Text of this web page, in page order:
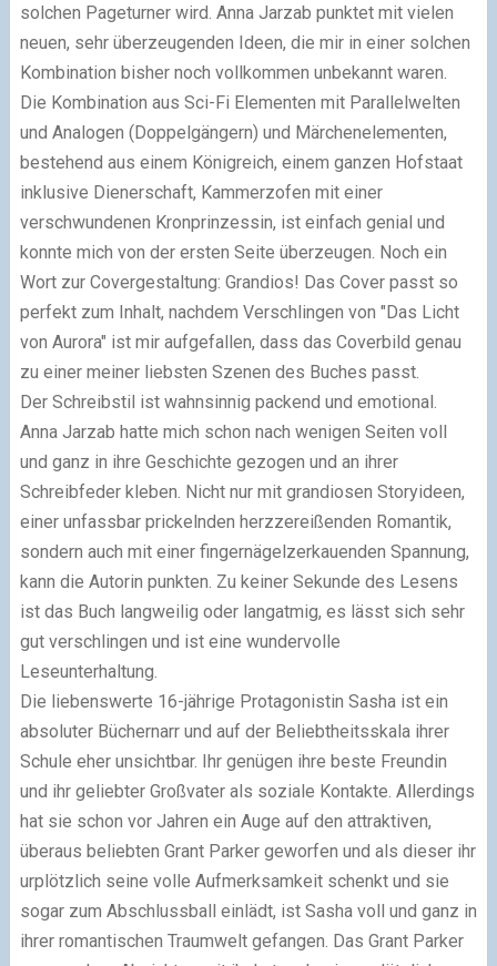
solchen Pageturner wird. Anna Jarzab punktet mit vielen
neuen, sehr überzeugenden Ideen, die mir in einer solchen
Kombination bisher noch vollkommen unbekannt waren.
Die Kombination aus Sci-Fi Elementen mit Parallelwelten
und Analogen (Doppelgängern) und Märchenelementen,
bestehend aus einem Königreich, einem ganzen Hofstaat
inklusive Dienerschaft, Kammerzofen mit einer
verschwundenen Kronprinzessin, ist einfach genial und
konnte mich von der ersten Seite überzeugen. Noch ein
Wort zur Covergestaltung: Grandios! Das Cover passt so
perfekt zum Inhalt, nachdem Verschlingen von "Das Licht
von Aurora" ist mir aufgefallen, dass das Coverbild genau
zu einer meiner liebsten Szenen des Buches passt.
Der Schreibstil ist wahnsinnig packend und emotional.
Anna Jarzab hatte mich schon nach wenigen Seiten voll
und ganz in ihre Geschichte gezogen und an ihrer
Schreibfeder kleben. Nicht nur mit grandiosen Storyideen,
einer unfassbar prickelnden herzzereißenden Romantik,
sondern auch mit einer fingernägelzerkauenden Spannung,
kann die Autorin punkten. Zu keiner Sekunde des Lesens
ist das Buch langweilig oder langatmig, es lässt sich sehr
gut verschlingen und ist eine wundervolle
Leseunterhaltung.
Die liebenswerte 16-jährige Protagonistin Sasha ist ein
absoluter Büchernarr und auf der Beliebtheitsskala ihrer
Schule eher unsichtbar. Ihr genügen ihre beste Freundin
und ihr geliebter Großvater als soziale Kontakte. Allerdings
hat sie schon vor Jahren ein Auge auf den attraktiven,
überaus beliebten Grant Parker geworfen und als dieser ihr
urplötzlich seine volle Aufmerksamkeit schenkt und sie
sogar zum Abschlussball einlädt, ist Sasha voll und ganz in
ihrer romantischen Traumwelt gefangen. Das Grant Parker